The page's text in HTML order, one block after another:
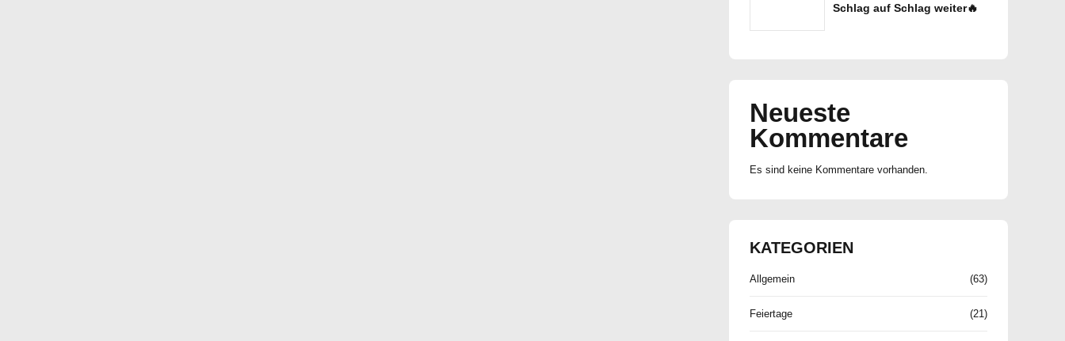
Schlag auf Schlag weiter🔥
Neueste
Kommentare
Es sind keine Kommentare vorhanden.
KATEGORIEN
Allgemein (63)
Feiertage (21)